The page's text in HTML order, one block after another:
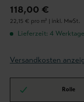
118,00 €
22,15 € pro m² | inkl. MwSt.
Lieferzeit: 4 Werktage
Versandkosten
Rolle